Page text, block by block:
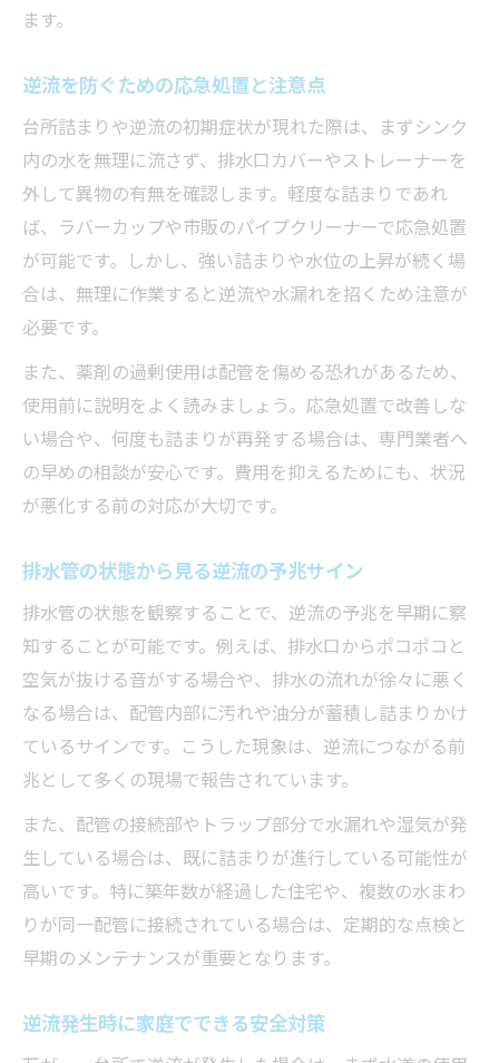
業者依頼時に確認すべき対応内容とは
逆流対策で信頼できる業者の見極め方
口コミ・実績を参考にする業者選びのポイ
ント
見積もり時に注意すべき費用と作業範囲
ます。
逆流を防ぐための応急処置と注意点
台所詰まりや逆流の初期症状が現れた際は、まずシンク
内の水を無理に流さず、排水口カバーやストレーナーを
外して異物の有無を確認します。軽度な詰まりであれ
ば、ラバーカップや市販のパイプクリーナーで応急処置
が可能です。しかし、強い詰まりや水位の上昇が続く場
合は、無理に作業すると逆流や水漏れを招くため注意が
必要です。
また、薬剤の過剰使用は配管を傷める恐れがあるため、
使用前に説明をよく読みましょう。応急処置で改善しな
い場合や、何度も詰まりが再発する場合は、専門業者へ
の早めの相談が安心です。費用を抑えるためにも、状況
が悪化する前の対応が大切です。
排水管の状態から見る逆流の予兆サイン
排水管の状態を観察することで、逆流の予兆を早期に察
知することが可能です。例えば、排水口からポコポコと
空気が抜ける音がする場合や、排水の流れが徐々に悪く
なる場合は、配管内部に汚れや油分が蓄積し詰まりかけ
ているサインです。こうした現象は、逆流につながる前
兆として多くの現場で報告されています。
また、配管の接続部やトラップ部分で水漏れや湿気が発
生している場合は、既に詰まりが進行している可能性が
高いです。特に築年数が経過した住宅や、複数の水まわ
りが同一配管に接続されている場合は、定期的な点検と
早期のメンテナンスが重要となります。
逆流発生時に家庭でできる安全対策